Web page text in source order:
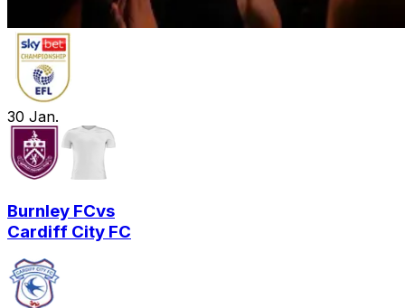
30 Jan.
Burnley FCvs
Cardiff City FC